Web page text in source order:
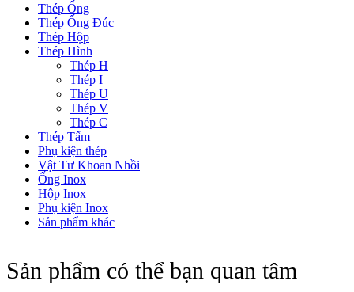
Thép Ống
Thép Ống Đúc
Thép Hộp
Thép Hình
Thép H
Thép I
Thép U
Thép V
Thép C
Thép Tấm
Phụ kiện thép
Vật Tư Khoan Nhồi
Ống Inox
Hộp Inox
Phụ kiện Inox
Sản phẩm khác
Sản phẩm có thể bạn quan tâm